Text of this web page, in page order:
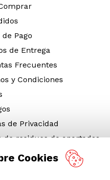
Pago
de Entrega
Frecuentes
y Condiciones
de Privacidad
de residuos de apartados
de Neumáticos Fuera de Uso
Cookies